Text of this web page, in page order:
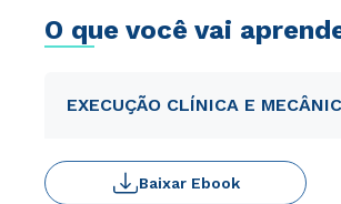
O que você vai
EXECUÇÃO CLÍNICA E
Baixar Ebook